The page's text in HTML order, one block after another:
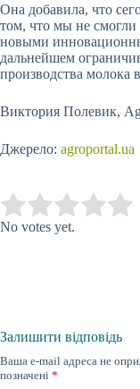
Она добавила, что
том, что мы не
новыми
дальнейшем
производства молока
Виктория Полевик,
Джерело: agroportal.ua
Rate this item:
No votes yet.
Залишити відповідь
Ваша e-mail адреса не
позначені *